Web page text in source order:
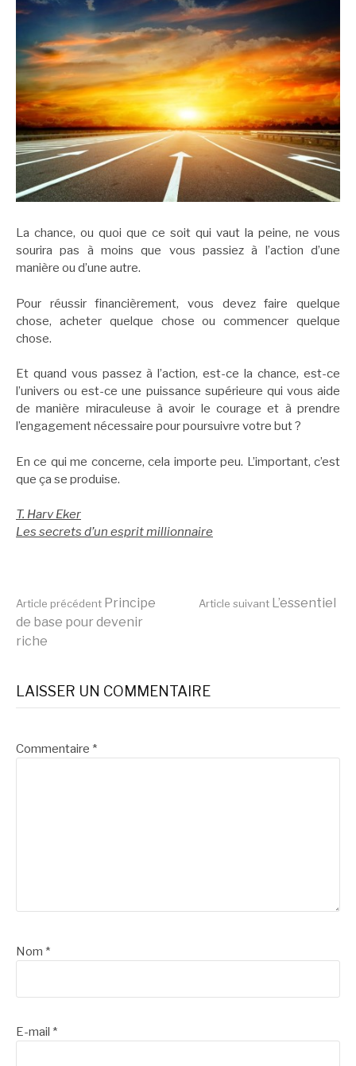
La chance, ou quoi que ce soit qui vaut la peine, ne vous
sourira pas à moins que vous passiez à l’action d’une
manière ou d’une autre.
Pour réussir financièrement, vous devez faire quelque
chose, acheter quelque chose ou commencer quelque
chose.
Et quand vous passez à l’action, est-ce la chance, est-ce
l’univers ou est-ce une puissance supérieure qui vous aide
de manière miraculeuse à avoir le courage et à prendre
l’engagement nécessaire pour poursuivre votre but ?
En ce qui me concerne, cela importe peu. L’important, c’est
que ça se produise.
T. Harv Eker
Les secrets d’un esprit millionnaire
Lire
suite
Article précédent Principe
de base pour devenir
riche
Article suivant L’essentiel
LAISSER UN COMMENTAIRE
Commentaire *
Nom *
E-mail *